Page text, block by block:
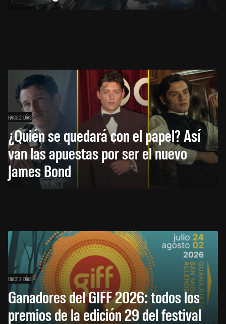
HACE 2 DÍAS
¿Quién se quedará con el papel? Así
van las apuestas por ser el nuevo
James Bond
HACE 2 DÍAS
Ganadores del GIFF 2026: todos los
premios de la edición 29 del festival